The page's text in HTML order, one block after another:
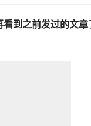
到之前发过的文章